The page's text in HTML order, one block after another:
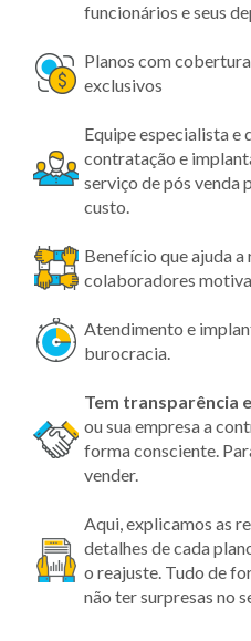
funcionários e seus
Planos com
exclusivos
Equipe especialista e
contratação e
serviço de pós venda
custo.
Benefício que ajuda
colaboradores
Atendimento e
burocracia.
Tem transparência
ou sua empresa a
forma consciente.
vender.
Aqui, explicamos as
detalhes de cada
o reajuste. Tudo de
não ter surpresas no